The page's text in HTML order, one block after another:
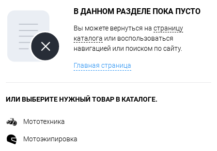
В ДАННОМ РАЗДЕЛЕ ПОКА ПУСТО
Вы можете вернуться на страницу
каталога или воспользоваться
навигацией или поиском по сайту.
Главная страница
ИЛИ ВЫБЕРИТЕ НУЖНЫЙ ТОВАР В КАТАЛОГЕ.
Мототехника
Мотоэкипировка